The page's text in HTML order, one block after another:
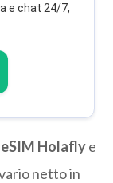
e chat 24/7,
eSIM Holaflye
netto in